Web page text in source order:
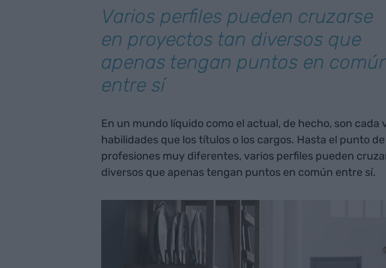
Varios perfiles pueden cruzarse
en proyectos tan diversos que
apenas tengan puntos en
entre sí
En un mundo líquido como el actual, de hecho, son cada
habilidades que los títulos o los cargos. Hasta el punto
profesiones muy diferentes, varios perfiles pueden
diversos que apenas tengan puntos en común entre sí.